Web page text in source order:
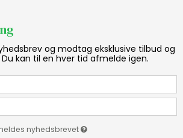
og modtag eksklusive tilbud og
kan til en hver tid afmelde igen.
nyhedsbrevet